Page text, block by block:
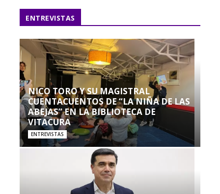
ENTREVISTAS
NICO TORO Y SU MAGISTRAL
CUENTACUENTOS DE “LA NIÑA DE LAS
ABEJAS” EN LA BIBLIOTECA DE
VITACURA
ENTREVISTAS